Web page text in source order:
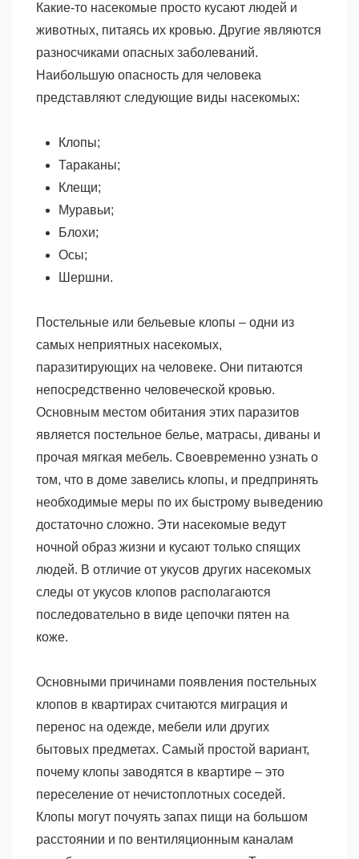
Какие-то насекомые просто кусают людей и
животных, питаясь их кровью. Другие являются
разносчиками опасных заболеваний.
Наибольшую опасность для человека
представляют следующие виды насекомых:
Клопы;
Тараканы;
Клещи;
Муравьи;
Блохи;
Осы;
Шершни.
Постельные или бельевые клопы – одни из
самых неприятных насекомых,
паразитирующих на человеке. Они питаются
непосредственно человеческой кровью.
Основным местом обитания этих паразитов
является постельное белье, матрасы, диваны и
прочая мягкая мебель. Своевременно узнать о
том, что в доме завелись клопы, и предпринять
необходимые меры по их быстрому выведению
достаточно сложно. Эти насекомые ведут
ночной образ жизни и кусают только спящих
людей. В отличие от укусов других насекомых
следы от укусов клопов располагаются
последовательно в виде цепочки пятен на
коже.
Основными причинами появления постельных
клопов в квартирах считаются миграция и
перенос на одежде, мебели или других
бытовых предметах. Самый простой вариант,
почему клопы заводятся в квартире – это
переселение от нечистоплотных соседей.
Клопы могут почуять запах пищи на большом
расстоянии и по вентиляционным каналам